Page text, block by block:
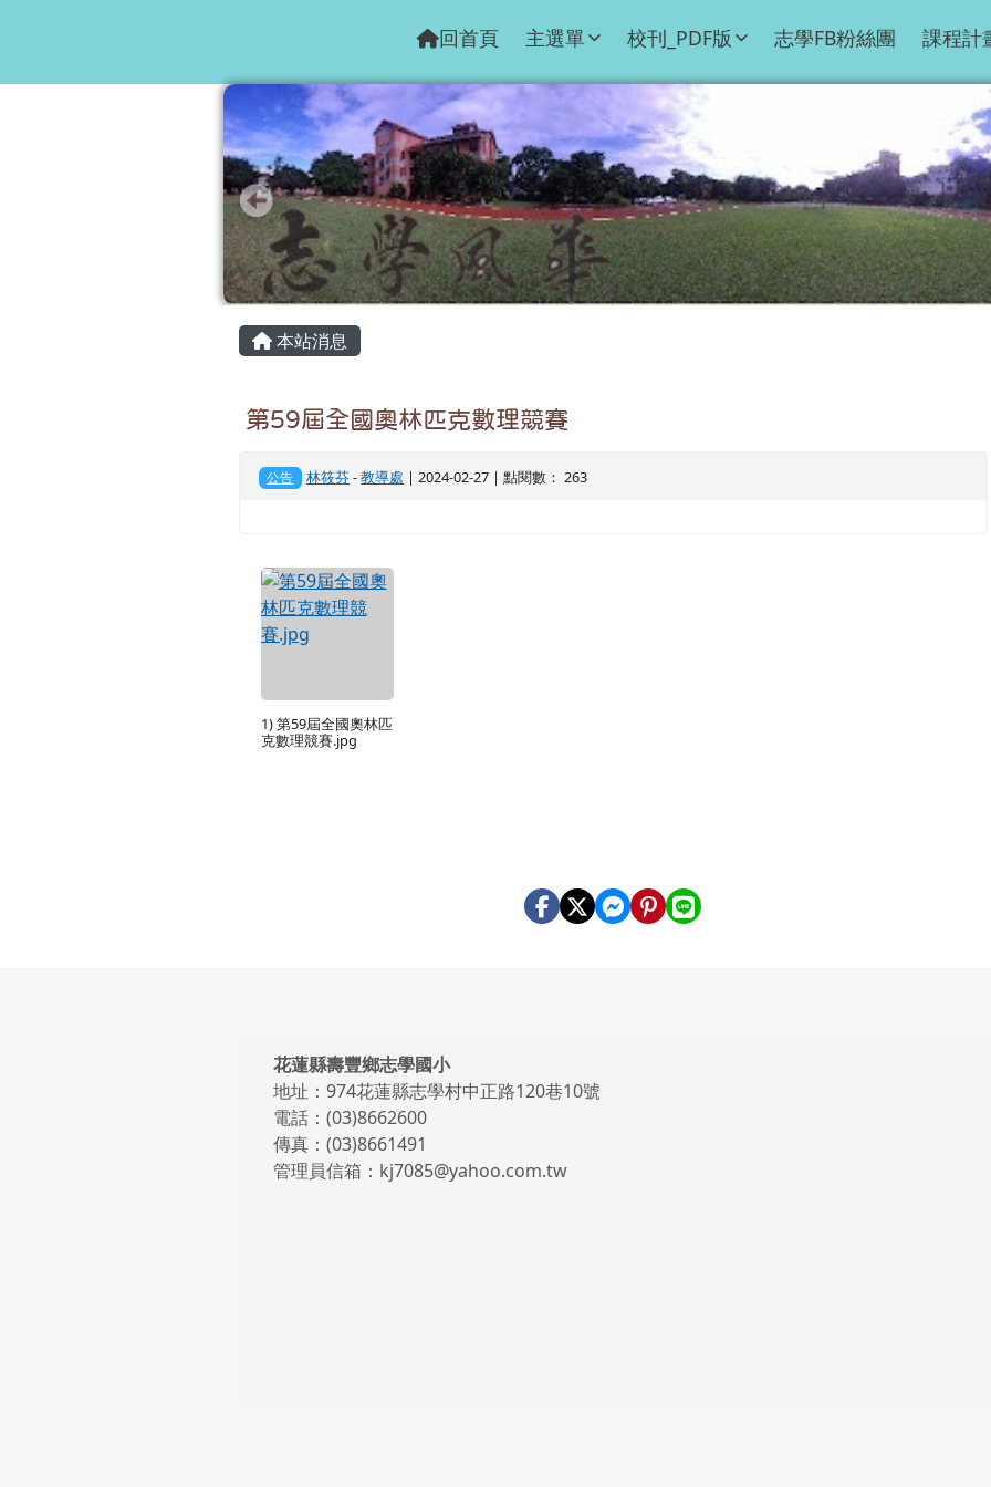
回首頁 主選單 校刊_PDF版 志學FB粉絲團 課程計
主內容區域
本站消息
第59屆全國奧林匹克數理競賽
公告 林筱芬-教導處 | 2024-02-27 | 點閱數： 263
1) 第59屆全國奧林匹
克數理競賽.jpg
頁尾區域內容
花蓮縣壽豐鄉志學國小
地址：974花蓮縣志學村中正路120巷10號
電話：(03)8662600
傳真：(03)8661491
管理員信箱：kj7085@yahoo.com.tw